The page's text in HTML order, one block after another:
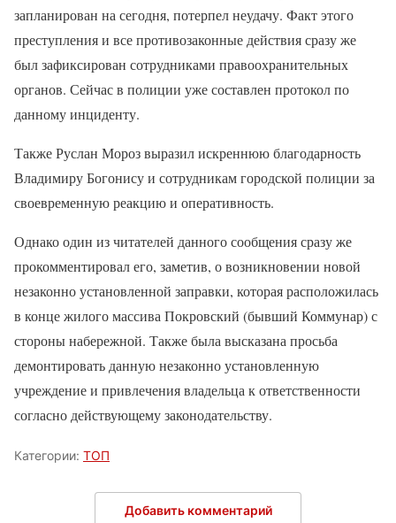
запланирован на сегодня, потерпел неудачу. Факт этого
преступления и все противозаконные действия сразу же
был зафиксирован сотрудниками правоохранительных
органов. Сейчас в полиции уже составлен протокол по
данному инциденту.
Также Руслан Мороз выразил искреннюю благодарность
Владимиру Богонису и сотрудникам городской полиции за
своевременную реакцию и оперативность.
Однако один из читателей данного сообщения сразу же
прокомментировал его, заметив, о возникновении новой
незаконно установленной заправки, которая расположилась
в конце жилого массива Покровский (бывший Коммунар) с
стороны набережной. Также была высказана просьба
демонтировать данную незаконно установленную
учреждение и привлечения владельца к ответственности
согласно действующему законодательству.
Категории: ТОП
Добавить комментарий